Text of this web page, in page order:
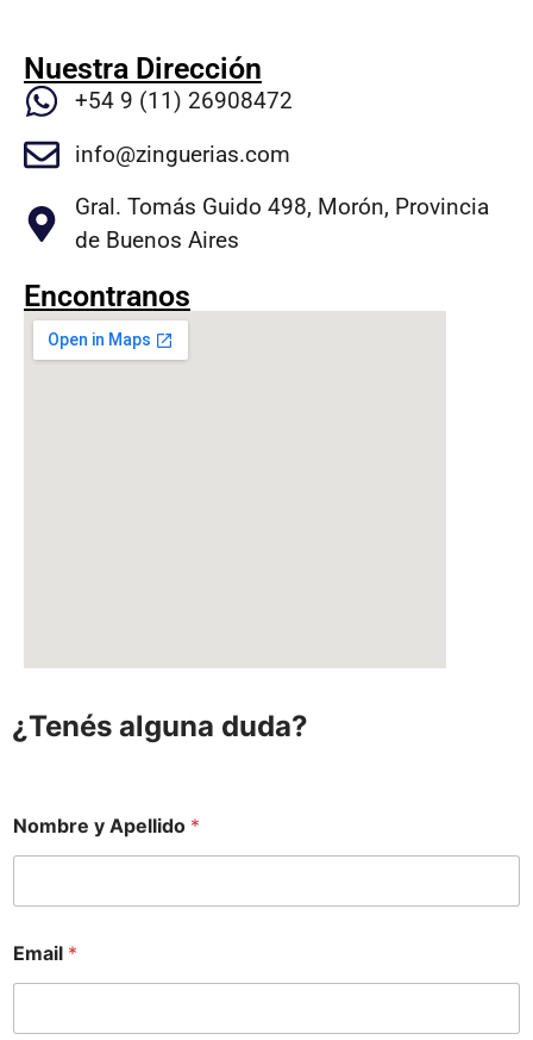
Nuestra Dirección
+54 9 (11) 26908472
info@zinguerias.com
Gral. Tomás Guido 498, Morón, Provincia
de Buenos Aires
Encontranos
¿Tenés alguna duda?
Nombre y Apellido *
e
n
a
Email *